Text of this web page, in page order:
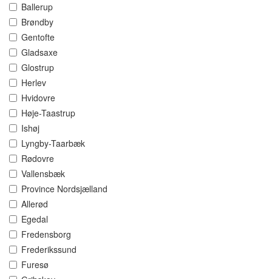
Ballerup
Brøndby
Gentofte
Gladsaxe
Glostrup
Herlev
Hvidovre
Høje-Taastrup
Ishøj
Lyngby-Taarbæk
Rødovre
Vallensbæk
Province Nordsjælland
Allerød
Egedal
Fredensborg
Frederikssund
Furesø